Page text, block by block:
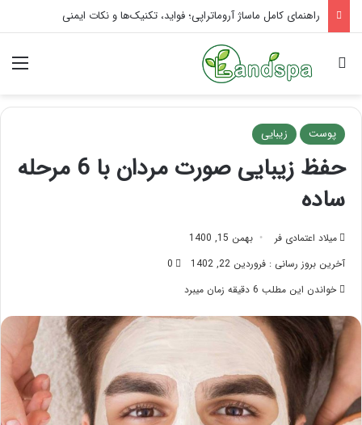
تاثیر ماساژ بر افسردگی؛ با ماساژ درمانی افسردگی را درمان کنید!
جستجو برای
پوست زیبایی
حفظ زیبایی صورت مردان با 6 مرحله
ساده
میلاد اعتمادی فر
بهمن 15, 1400
آخرین بروز رسانی : فروردین 22, 1402
0
خواندن این مطلب 6 دقیقه زمان میبرد